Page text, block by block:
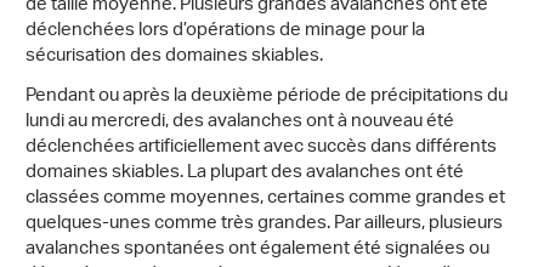
déclenchées lors d’opérations de minage pour la
sécurisation des domaines skiables.
Pendant ou après la deuxième période de précipitations du
lundi au mercredi, des avalanches ont à nouveau été
déclenchées artificiellement avec succès dans différents
domaines skiables. La plupart des avalanches ont été
classées comme moyennes, certaines comme grandes et
quelques-unes comme très grandes. Par ailleurs, plusieurs
avalanches spontanées ont également été signalées ou